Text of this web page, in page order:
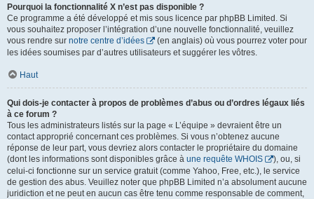
Pourquoi la fonctionnalité X n’est pas disponible ?
Ce programme a été développé et mis sous licence par phpBB Limited. Si
vous souhaitez proposer l’intégration d’une nouvelle fonctionnalité, veuillez
vous rendre sur notre centre d’idées
(en anglais) où vous pourrez voter pour
les idées soumises par d’autres utilisateurs et suggérer les vôtres.
Haut
Qui dois-je contacter à propos de problèmes d’abus ou d’ordres légaux liés
à ce forum ?
Tous les administrateurs listés sur la page « L’équipe » devraient être un
contact approprié concernant ces problèmes. Si vous n’obtenez aucune
réponse de leur part, vous devriez alors contacter le propriétaire du domaine
(dont les informations sont disponibles grâce à une requête WHOIS
), ou, si
celui-ci fonctionne sur un service gratuit (comme Yahoo, Free, etc.), le service
de gestion des abus. Veuillez noter que phpBB Limited n’a absolument aucune
juridiction et ne peut en aucun cas être tenu comme responsable de comment,